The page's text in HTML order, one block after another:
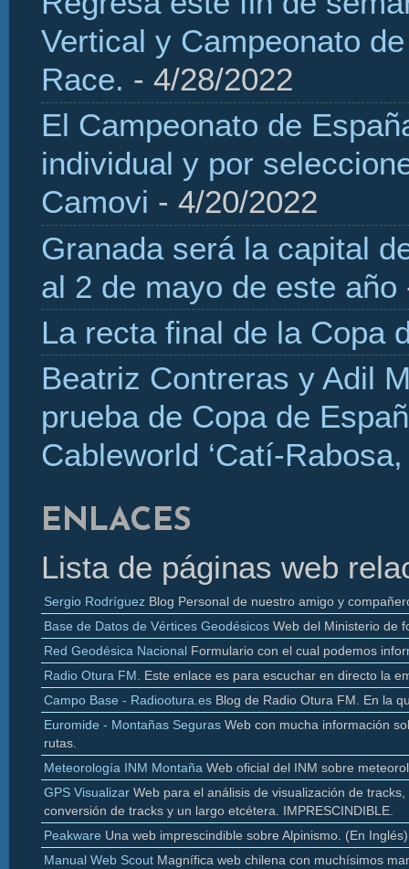
Vertical y Campeonato
Race. - 4/28/2022
El Campeonato de
individual y por
Camovi - 4/20/2022
Granada será la capital
al 2 de mayo de este año
La recta final de la Copa
Beatriz Contreras y Adil
prueba de Copa de
Cableworld ‘Catí-
ENLACES
Lista de páginas web
Sergio Rodríguez Blog Personal de nuestro amigo y
Base de Datos de Vértices Geodésicos Web del Ministerio de
Red Geodésica Nacional Formulario con el cual podemos
Radio Otura FM.
Este enlace es para escuchar en directo la
Campo Base - Radiootura.es Blog de Radio Otura FM. En la
Euromide - Montañas Seguras Web con mucha información
rutas.
Meteorología INM Montaña Web oficial del INM sobre
GPS Visualizar Web para el análisis de visualización de tracks
conversión de tracks y un largo etcétera. IMPRESCINDIBLE.
Peakware Una web imprescindible sobre Alpinismo. (En Inglés)
Manual Web Scout Magnífica web chilena con muchísimos